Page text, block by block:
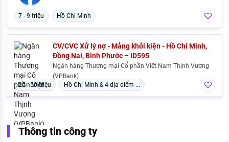
7 - 9 triệu Hồ Chí Minh
CV/CVC Xử lý nợ - Mảng khởi kiện - Hồ Chí Minh,
Đồng Nai, Bình Phước – ID595
Ngân hàng Thương mại Cổ phần Việt Nam Thịnh Vượng
(VPBank)
20 - 50 triệu
Hồ Chí Minh & 4 địa điểm ...
Thông tin công ty